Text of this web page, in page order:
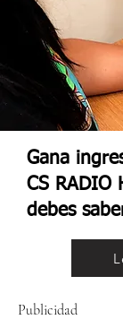
Gana
CS RADIO
debes
Publicidad